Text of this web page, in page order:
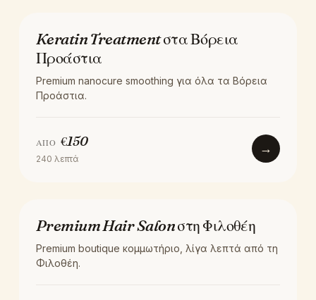
ΘΕΡΑΠΕΊΑ
Keratin Treatment στα Βόρεια
Προάστια
Premium nanocure smoothing για όλα τα Βόρεια
Προάστια.
ΑΠΌ €150
240 λεπτά
→
LOCATION
Premium Hair Salon στη Φιλοθέη
Premium boutique κομμωτήριο, λίγα λεπτά από τη
Φιλοθέη.